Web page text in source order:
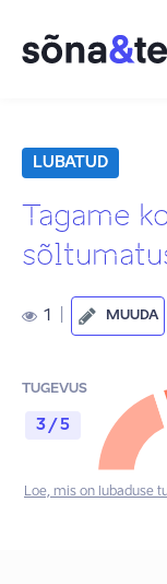
LUBATUD
Tagame
1 MUUDA
TUGEVUS
3 / 5
Loe, mis on lubaduse